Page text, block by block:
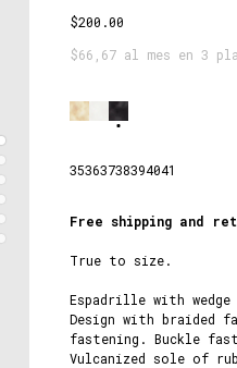
$200.00
$66,67 al mes en 3
35363738394041
Free shipping and
True to size.
Espadrille with
Design with braided
fastening. Buckle
Vulcanized sole of